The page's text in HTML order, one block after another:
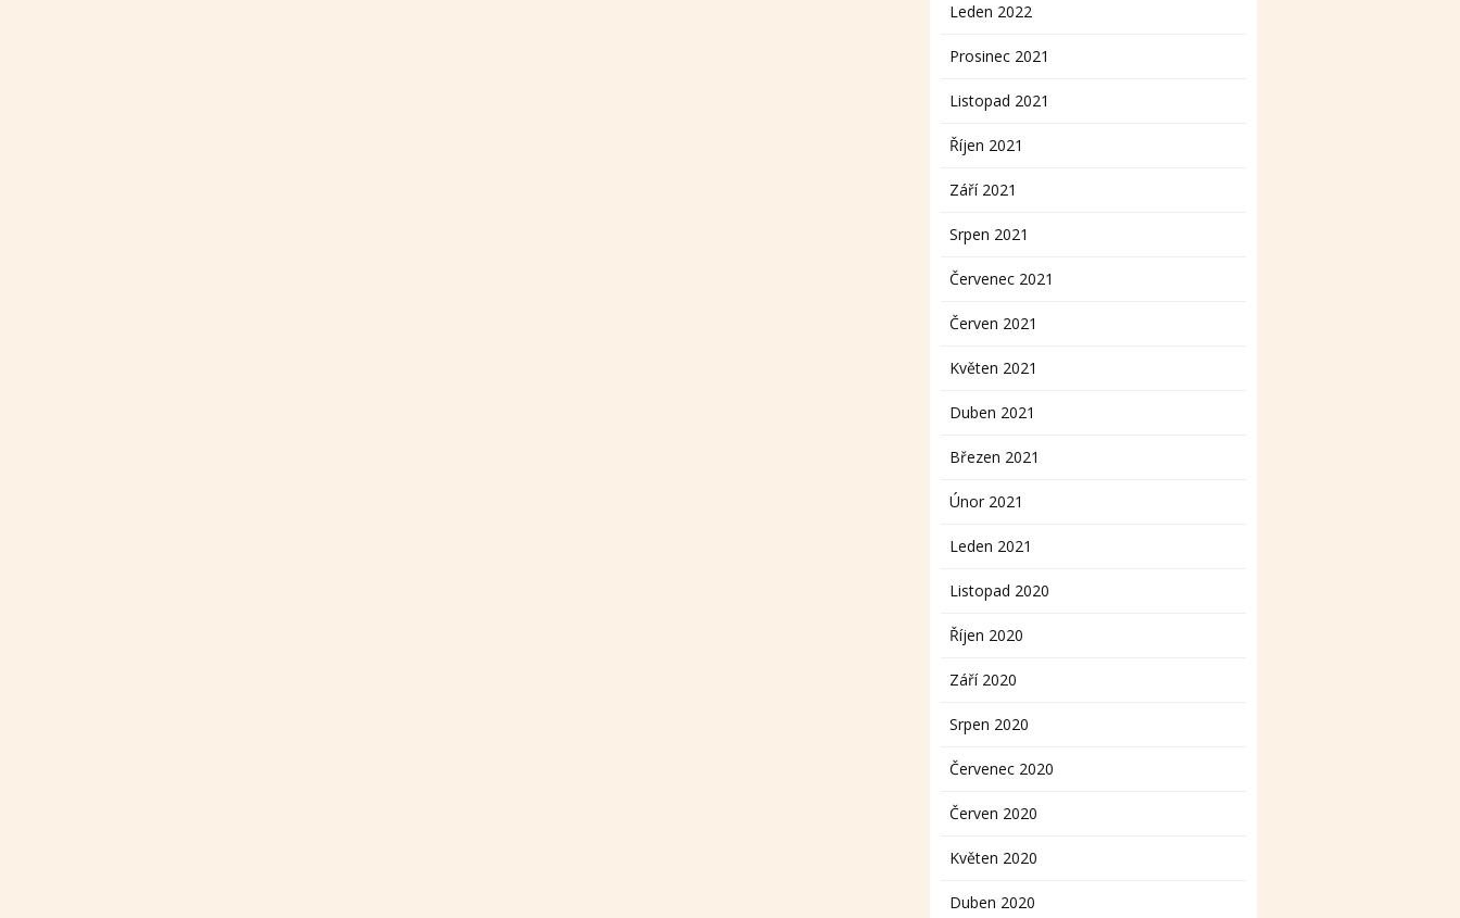
Leden 2022
Prosinec 2021
Listopad 2021
Říjen 2021
Září 2021
Srpen 2021
Červenec 2021
Červen 2021
Květen 2021
Duben 2021
Březen 2021
Únor 2021
Leden 2021
Listopad 2020
Říjen 2020
Září 2020
Srpen 2020
Červenec 2020
Červen 2020
Květen 2020
Duben 2020